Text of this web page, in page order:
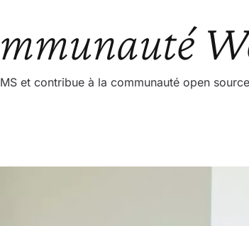
et contribue à la communauté open